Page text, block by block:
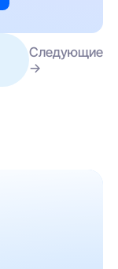
Следующие
→